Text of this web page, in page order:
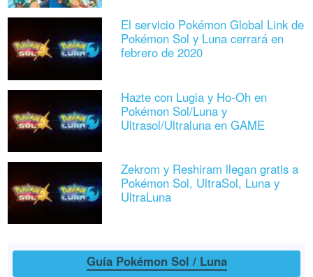
El servicio Pokémon Global Link de
Pokémon Sol y Luna cerrará en
febrero de 2020
Hazte con Lugia y Ho-Oh en
Pokémon Sol/Luna y
Ultrasol/Ultraluna en GAME
Zekrom y Reshiram llegan gratis a
Pokémon Sol, UltraSol, Luna y
UltraLuna
Guía Pokémon Sol / Luna